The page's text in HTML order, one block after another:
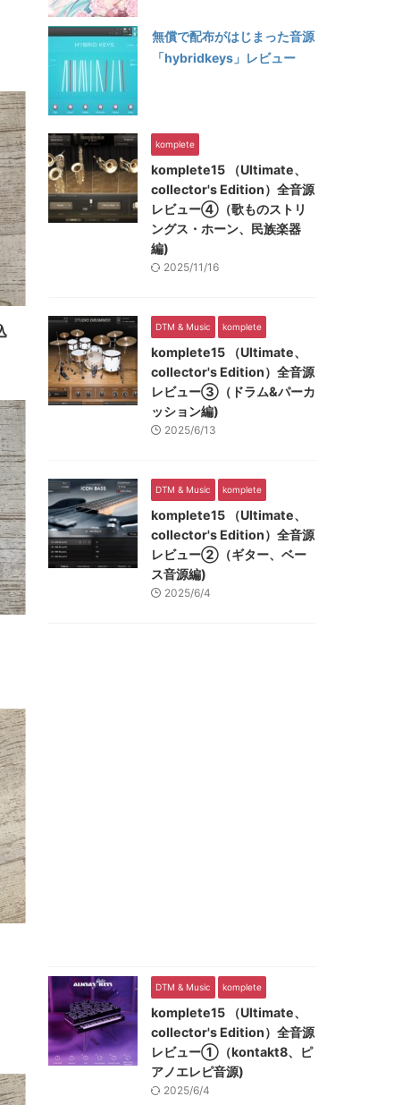
無償で配布がはじまった音源
「hybridkeys」レビュー
komplete
komplete15 （Ultimate、
collector's Edition）全音源
レビュー④（歌ものストリ
ングス・ホーン、民族楽器
編)
2025/11/16
DTM & Music komplete
komplete15 （Ultimate、
collector's Edition）全音源
レビュー③（ドラム&パーカ
ッション編)
2025/6/13
DTM & Music komplete
komplete15 （Ultimate、
collector's Edition）全音源
レビュー②（ギター、ベー
ス音源編)
2025/6/4
DTM & Music komplete
komplete15 （Ultimate、
collector's Edition）全音源
レビュー①（kontakt8、ピ
アノエレピ音源)
2025/6/4